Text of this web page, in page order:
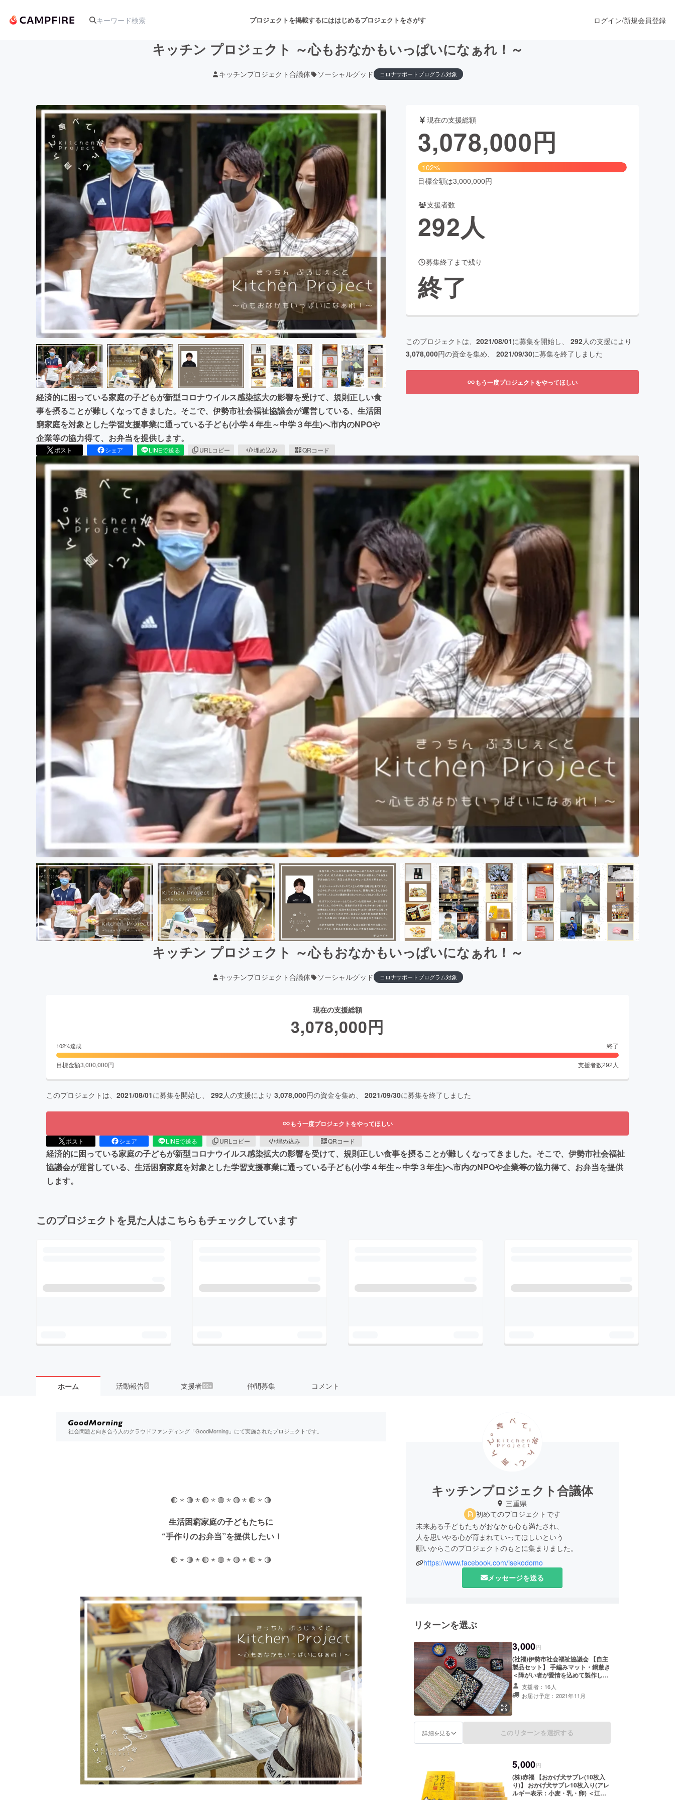
プロジェクトを掲載するにははじめるプロジェクトをさがす
アート・写真 音楽 舞台・パフォーマンス
テクノロジー・ガジェット ゲーム・サービス開発 フード・飲食店 ファッション
映像・映画 書籍・雑誌出版
ビジネス・起業 チャレンジ ビューティー・ヘルスケア
まちづくり・地域活性化
CAMPFIRE for Social GoodCAMPFIRE Creation
CAMPFIREふるさと納税machi-ya コミュニティ
ログイン/新規会員登録
キッチン プロジェクト ～心もおなかもいっぱいになぁれ！～
キッチンプロジェクト合議体 ソーシャルグッド コロナサポートプログラム対象
経済的に困っている家庭の子どもが新型コロナウイルス感染拡大の影響を受けて、規則正しい食
事を摂ることが難しくなってきました。そこで、伊勢市社会福祉協議会が運営している、生活困
窮家庭を対象とした学習支援事業に通っている子ども(小学４年生～中学３年生)へ市内のNPOや
企業等の協力得て、お弁当を提供します。
ポスト シェア LINEで送る URLコピー 埋め込み QRコード
現在の支援総額
3,078,000円
102%
目標金額は3,000,000円
支援者数
292人
募集終了まで残り
終了
このプロジェクトは、 2021/08/01に募集を開始し、 292人の支援により
3,078,000円の資金を集め、 2021/09/30に募集を終了しました
もう一度プロジェクトをやってほしい
キッチン プロジェクト ～心もおなかもいっぱいになぁれ！～
キッチンプロジェクト合議体 ソーシャルグッド コロナサポートプログラム対象
現在の支援総額
3,078,000円
102%達成 終了
目標金額3,000,000円 支援者数292 人
このプロジェクトは、 2021/08/01に募集を開始し、 292人の支援により 3,078,000円の資金を集め、 2021/09/30に募集を終了しました
もう一度プロジェクトをやってほしい
ポスト シェア LINEで送る URLコピー 埋め込み QRコード
経済的に困っている家庭の子どもが新型コロナウイルス感染拡大の影響を受けて、規則正しい食事を摂ることが難しくなってきました。そこで、伊勢市社会福祉
協議会が運営している、生活困窮家庭を対象とした学習支援事業に通っている子ども(小学４年生～中学３年生)へ市内のNPOや企業等の協力得て、お弁当を提供
します。
このプロジェクトを見た人はこちらもチェックしています
ホーム 活動報告6 支援者99+ 仲間募集 コメント
社会問題と向き合う人のクラウドファンディング「GoodMorning」にて実施されたプロジェクトです。
◍ ⋆ ◍ ⋆ ◍ ⋆ ◍ ⋆ ◍ ⋆ ◍ ⋆ ◍
生活困窮家庭の子どもたちに
“手作りのお弁当”を提供したい！
◍ ⋆ ◍ ⋆ ◍ ⋆ ◍ ⋆ ◍ ⋆ ◍ ⋆ ◍
キッチンプロジェクト合議体
三重県
初めてのプロジェクトです
未来ある子どもたちがおなかも心も満たされ、
人を思いやる心が育まれていってほしいという
願いからこのプロジェクトのもとに集まりました。
今回、みなさまからの支援を受けた子どもたちが
将来、思いと行動力をもって人を支援する側にまわり、
令和2年度
・キッチンプロジェクト合議体結成
令和3年度
・キッチンプロジェクト合議体会議開催
・キッチンプロジェクトリターン提供事業者会議開催
・クラウドファンディング開始
准ファンドレイザー3名在籍
https://www.facebook.com/isekodomo
メッセージを送る
リターンを選ぶ
3,000円
(社福)伊勢市社会福祉協議会 【自主
製品セット】 手編みマット・鍋敷き
＜障がい者が愛情を込めて製作した
手編みマット(43cm×43cm)と鍋敷
き(17cm×17cm)のセットです。手
作り品1点ものにつき色・柄は手に
の配送可。 (プロジェクト実施主体
からのお礼状同封)
支援者：16人
お届け予定：2021年11月
詳細を見る このリターンを選択する
5,000円
(株)赤福 【おかげ犬サブレ(10枚入
り)】 おかげ犬サブレ10枚入り(アレ
ルギー表示：小麦・乳・卵) ＜江戸